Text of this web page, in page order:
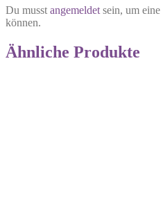
Du musst angemeldet sein, um
können.
Ähnliche Produkte